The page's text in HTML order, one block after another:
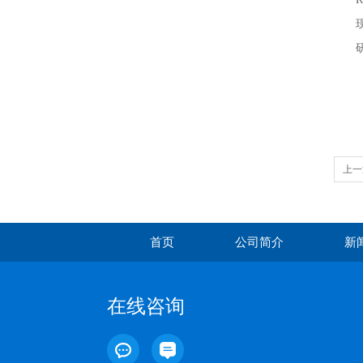
上一
首页 公司简介 新
在线咨询